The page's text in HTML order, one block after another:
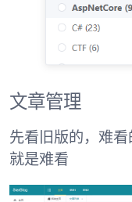
文章管理
先看旧版的，难
就是难看